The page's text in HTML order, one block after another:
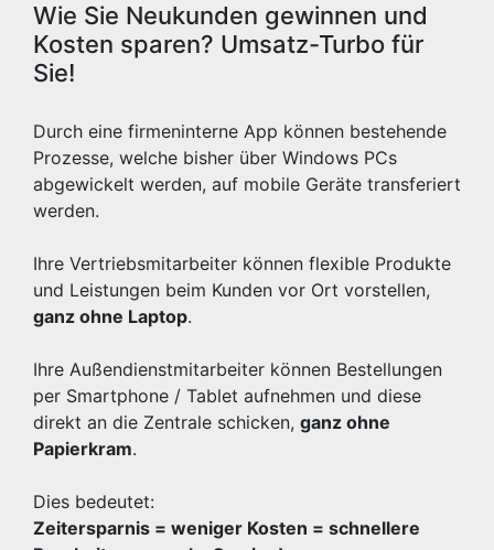
Wie Sie Neukunden gewinnen und
Kosten sparen? Umsatz-Turbo für
Sie!
Durch eine firmeninterne App können bestehende
Prozesse, welche bisher über Windows PCs
abgewickelt werden, auf mobile Geräte transferiert
werden.
Ihre Vertriebsmitarbeiter können flexible Produkte
und Leistungen beim Kunden vor Ort vorstellen,
ganz ohne Laptop.
Ihre Außendienstmitarbeiter können Bestellungen
per Smartphone / Tablet aufnehmen und diese
direkt an die Zentrale schicken, ganz ohne
Papierkram.
Dies bedeutet:
Zeitersparnis = weniger Kosten = schnellere